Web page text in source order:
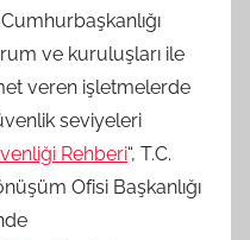
ve kuruluşları ile
veren işletmelerde
seviyeleri
Rehberi“, T.C.
Ofisi Başkanlığı